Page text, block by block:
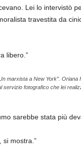
Lei lo intervistò
travestita da
libero.”
marxista a New York”.
servizio fotografico che lei
sarebbe stata più
si mostra.”